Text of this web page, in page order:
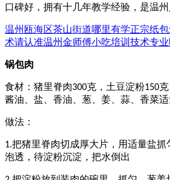
口碑好，拥有十几年教学经验，是温
温州瓯海区茶山街道哪里有学正宗纸
术请认准温州金师傅小吃培训技术专
锅包肉
食材：猪里脊肉300克，土豆淀粉150
酱油、盐、香油、葱、姜、蒜、香菜
做法：
1.把猪里脊肉切成厚大片，用适量盐抓
泡透，待淀粉沉淀，把水倒出